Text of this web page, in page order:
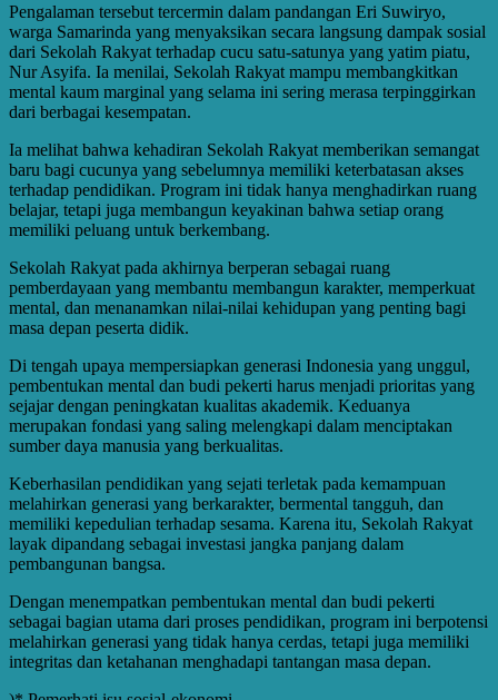
Pengalaman tersebut tercermin dalam pandangan Eri Suwiryo,
warga Samarinda yang menyaksikan secara langsung dampak sosial
dari Sekolah Rakyat terhadap cucu satu-satunya yang yatim piatu,
Nur Asyifa. Ia menilai, Sekolah Rakyat mampu membangkitkan
mental kaum marginal yang selama ini sering merasa terpinggirkan
dari berbagai kesempatan.
Ia melihat bahwa kehadiran Sekolah Rakyat memberikan semangat
baru bagi cucunya yang sebelumnya memiliki keterbatasan akses
terhadap pendidikan. Program ini tidak hanya menghadirkan ruang
belajar, tetapi juga membangun keyakinan bahwa setiap orang
memiliki peluang untuk berkembang.
Sekolah Rakyat pada akhirnya berperan sebagai ruang
pemberdayaan yang membantu membangun karakter, memperkuat
mental, dan menanamkan nilai-nilai kehidupan yang penting bagi
masa depan peserta didik.
Di tengah upaya mempersiapkan generasi Indonesia yang unggul,
pembentukan mental dan budi pekerti harus menjadi prioritas yang
sejajar dengan peningkatan kualitas akademik. Keduanya
merupakan fondasi yang saling melengkapi dalam menciptakan
sumber daya manusia yang berkualitas.
Keberhasilan pendidikan yang sejati terletak pada kemampuan
melahirkan generasi yang berkarakter, bermental tangguh, dan
memiliki kepedulian terhadap sesama. Karena itu, Sekolah Rakyat
layak dipandang sebagai investasi jangka panjang dalam
pembangunan bangsa.
Dengan menempatkan pembentukan mental dan budi pekerti
sebagai bagian utama dari proses pendidikan, program ini berpotensi
melahirkan generasi yang tidak hanya cerdas, tetapi juga memiliki
integritas dan ketahanan menghadapi tantangan masa depan.